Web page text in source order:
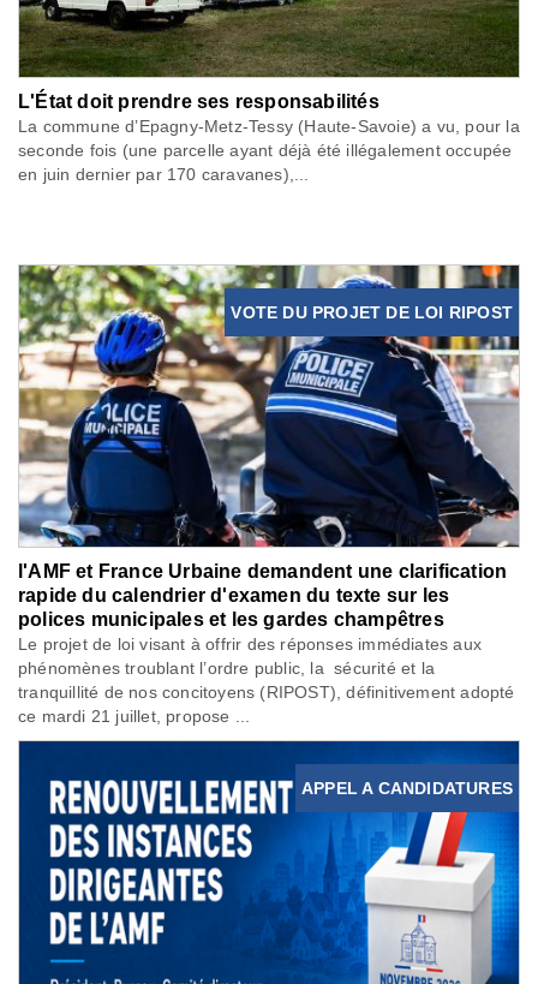
L'État doit prendre ses responsabilités
La commune d’Epagny-Metz-Tessy (Haute-Savoie) a vu, pour la
seconde fois (une parcelle ayant déjà été illégalement occupée
en juin dernier par 170 caravanes),...
VOTE DU PROJET DE LOI RIPOST
l'AMF et France Urbaine demandent une clarification
rapide du calendrier d'examen du texte sur les
polices municipales et les gardes champêtres
Le projet de loi visant à offrir des réponses immédiates aux
phénomènes troublant l’ordre public, la sécurité et la
tranquillité de nos concitoyens (RIPOST), définitivement adopté
ce mardi 21 juillet, propose ...
APPEL A CANDIDATURES